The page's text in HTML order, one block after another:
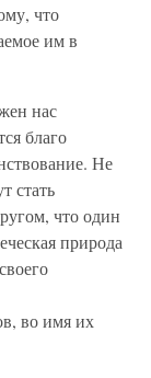
что
им в
нас
благо
Не
стать
что один
природа
во имя их